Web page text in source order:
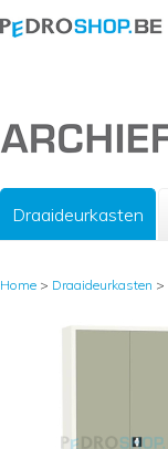
Draaideurkasten
Home > Draaideurkasten >